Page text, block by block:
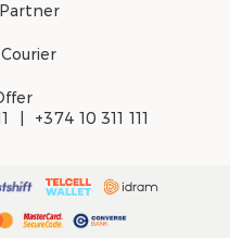
+374 10 311 111